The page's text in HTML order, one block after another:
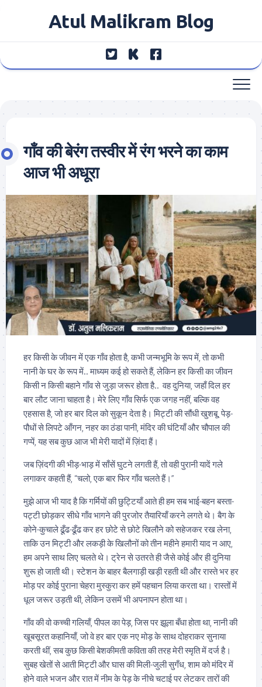
Atul Malikram Blog
गाँव की बेरंग तस्वीर में रंग भरने का काम
आज भी अधूरा
हर किसी के जीवन में एक गाँव होता है, कभी जन्मभूमि के रूप में, तो कभी
नानी के घर के रूप में.. माध्यम कई हो सकते हैं, लेकिन हर किसी का जीवन
किसी न किसी बहाने गाँव से जुड़ा जरूर होता है.. वह दुनिया, जहाँ दिल हर
बार लौट जाना चाहता है। मेरे लिए गाँव सिर्फ एक जगह नहीं, बल्कि वह
एहसास है, जो हर बार दिल को सुकून देता है। मिट्टी की सौंधी खुशबू, पेड़-
पौधों से लिपटे आँगन, नहर का ठंडा पानी, मंदिर की घंटियाँ और चौपाल की
गप्पें, यह सब कुछ आज भी मेरी यादों में ज़िंदा हैं।
जब ज़िंदगी की भीड़-भाड़ में साँसें घुटने लगती हैं, तो वही पुरानी यादें गले
लगाकर कहती हैं, “चलो, एक बार फिर गाँव चलते हैं।”
मुझे आज भी याद है कि गर्मियों की छुट्टियाँ आते ही हम सब भाई-बहन बस्ता-
पट्टी छोड़कर सीधे गाँव भागने की पुरजोर तैयारियाँ करने लगते थे। बैग के
कोने-कुचाले ढूँढ-ढूँढ कर हर छोटे से छोटे खिलौने को सहेजकर रख लेना,
ताकि उन मिट्टी और लकड़ी के खिलौनों को तीन महीने हमारी याद न आए,
हम अपने साथ लिए चलते थे। ट्रेन से उतरते ही जैसे कोई और ही दुनिया
शुरू हो जाती थी। स्टेशन के बाहर बैलगाड़ी खड़ी रहती थी और रास्ते भर हर
मोड़ पर कोई पुराना चेहरा मुस्कुरा कर हमें पहचान लिया करता था। रास्तों में
धूल जरूर उड़ती थी, लेकिन उसमें भी अपनापन होता था।
गाँव की वो कच्ची गलियाँ, पीपल का पेड़, जिस पर झूला बँधा होता था, नानी की
खूबसूरत कहानियाँ, जो वे हर बार एक नए मोड़ के साथ दोहराकर सुनाया
करती थीं, सब कुछ किसी बेशकीमती कविता की तरह मेरी स्मृति में दर्ज है।
सुबह खेतों से आती मिट्टी और घास की मिली-जुली सुगँध, शाम को मंदिर में
होने वाले भजन और रात में नीम के पेड़ के नीचे चटाई पर लेटकर तारों की